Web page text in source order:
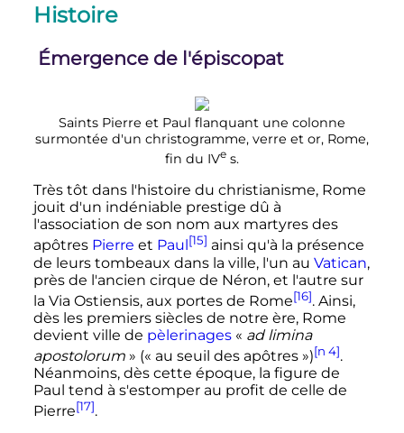
Histoire
Émergence de l'épiscopat
Saints Pierre et Paul flanquant une colonne
surmontée d'un christogramme, verre et or, Rome,
fin du IVe s.
Très tôt dans l'histoire du christianisme, Rome
jouit d'un indéniable prestige dû à
l'association de son nom aux martyres des
apôtres Pierre et Paul [15] ainsi qu'à la présence
de leurs tombeaux dans la ville, l'un au Vatican,
près de l'ancien cirque de Néron, et l'autre sur
la Via Ostiensis, aux portes de Rome[16]. Ainsi,
dès les premiers siècles de notre ère, Rome
devient ville de pèlerinages« ad limina
apostolorum » (« au seuil des apôtres »)[n 4].
Néanmoins, dès cette époque, la figure de
Paul tend à s'estomper au profit de celle de
Pierre[17].